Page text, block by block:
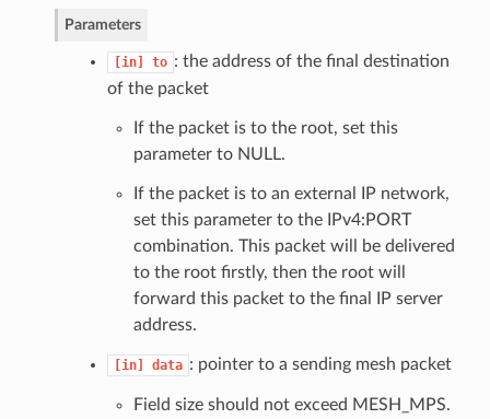
Parameters
[in] to : the address of the final destination
of the packet
If the packet is to the root, set this
parameter to NULL.
If the packet is to an external IP network,
set this parameter to the IPv4:PORT
combination. This packet will be delivered
to the root firstly, then the root will
forward this packet to the final IP server
address.
[in] data : pointer to a sending mesh packet
Field size should not exceed MESH_MPS.